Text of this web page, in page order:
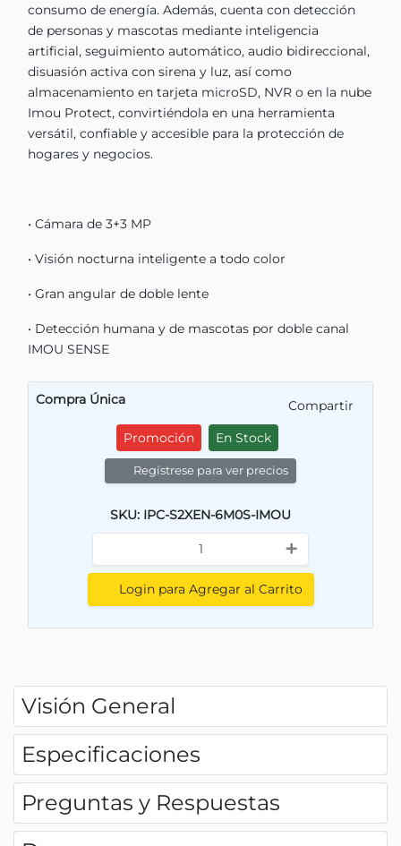
consumo de energía. Además, cuenta con detección
de personas y mascotas mediante inteligencia
artificial, seguimiento automático, audio bidireccional,
disuasión activa con sirena y luz, así como
almacenamiento en tarjeta microSD, NVR o en la nube
Imou Protect, convirtiéndola en una herramienta
versátil, confiable y accesible para la protección de
hogares y negocios.
• Cámara de 3+3 MP
• Visión nocturna inteligente a todo color
• Gran angular de doble lente
• Detección humana y de mascotas por doble canal
IMOU SENSE
Compra Única
Compartir
Promoción
En Stock
Regístrese para ver precios
SKU: IPC-S2XEN-6M0S-IMOU
+
Login para Agregar al Carrito
Visión General
Especificaciones
Preguntas y Respuestas